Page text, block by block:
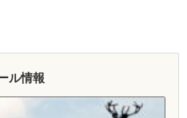
ル情報